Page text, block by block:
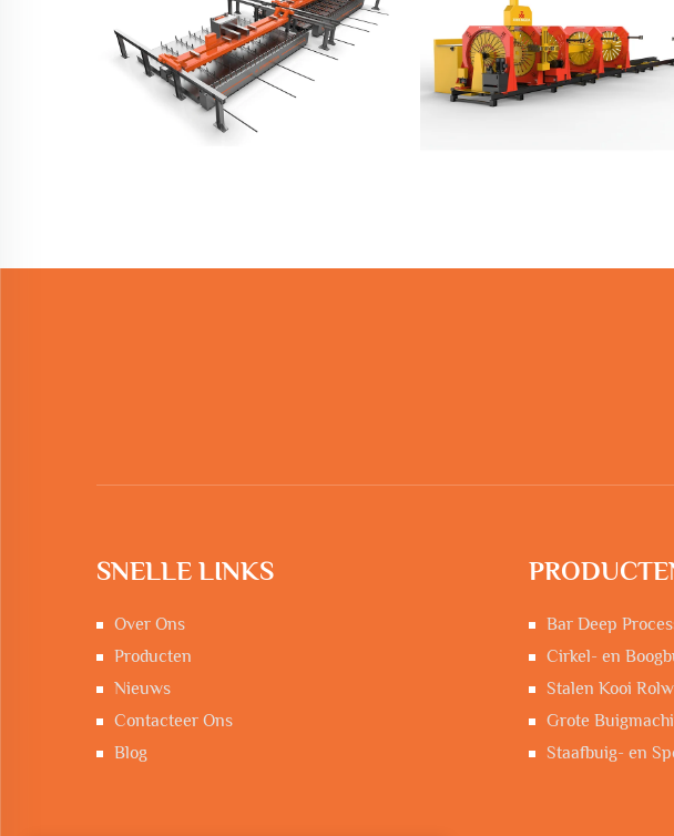
SNELLE LINKS
Over Ons
Producten
Nieuws
Contacteer Ons
Blog
Bar Deep
Cirkel- en
Stalen Kooi
Grote
Staafbuig- en